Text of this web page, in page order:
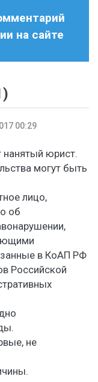
на сайте
00:29
юрист.
могут быть
лицо,
об
в КоАП РФ
Российской
не